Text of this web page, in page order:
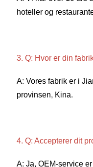
hoteller og
3. Q: Hvor er din
A: Vores fabrik er i
provinsen, Kina.
4. Q: Accepterer dit
A: Ja, OEM-service